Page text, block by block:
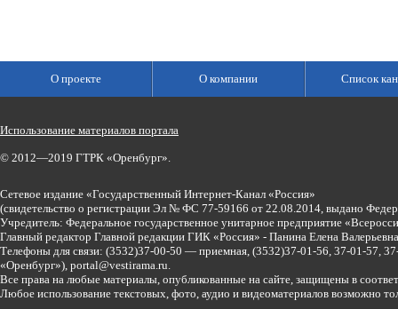
О проекте О компании Список
Использование материалов портала
© 2012—2019 ГТРК «Оренбург».
Сетевое издание «Государственный Интернет-Канал «Россия»
(свидетельство о регистрации Эл № ФС 77-59166 от 22.08.2014, выдано
Учредитель: Федеральное государственное унитарное предприятие
Главный редактор Главной редакции ГИК «Россия» - Панина Елена
Телефоны для связи: (3532)37-00-50 — приемная, (3532)37-01-56, 37-01-57,
«Оренбург»), portal@vestirama.ru.
Все права на любые материалы, опубликованные на сайте, защищены в
Любое использование текстовых, фото, аудио и видеоматериалов возможно